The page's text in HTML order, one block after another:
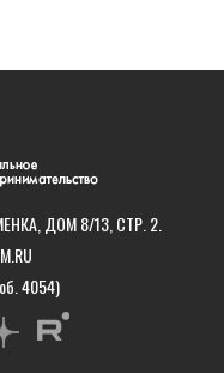
ДОМ 8/13, СТР. 2.
4054)